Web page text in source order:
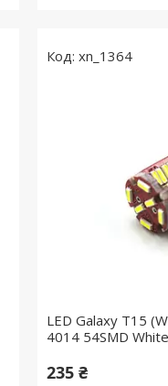
xn_1364
LED Galaxy T15
4014 54SMD
235 ₴